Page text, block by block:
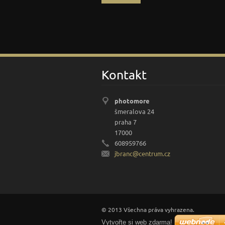
Kontakt
photomore
šmeralova 24
praha 7
17000
608959766
jbranc@centrum.cz
© 2013 Všechna práva vyhrazena.
Vytvořte si web zdarma!